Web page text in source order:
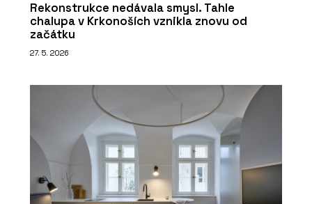
Rekonstrukce nedávala smysl. Tahle
chalupa v Krkonoších vznikla znovu od
začátku
27. 5. 2026